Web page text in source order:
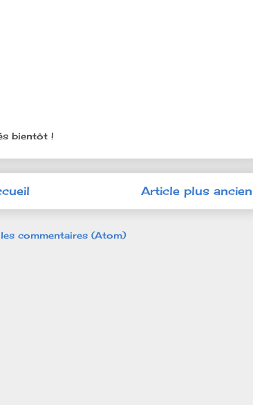
bientôt !
Article plus ancien
commentaires (Atom)